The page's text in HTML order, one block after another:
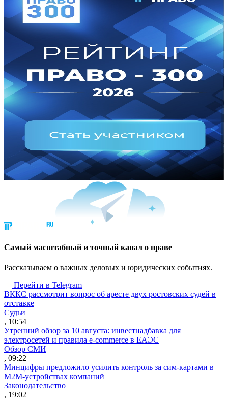
Cамый масштабный и точный канал о праве
Рассказываем о важных деловых и юридических событиях.
Перейти в Telegram
ВККС рассмотрит вопрос об аресте двух ростовских судей в
отставке
Судьи
, 10:54
Утренний обзор за 10 августа: инвестнадбавка для
электросетей и правила e-commerce в ЕАЭС
Обзор СМИ
, 09:22
Минцифры предложило усилить контроль за сим-картами в
M2M-устройствах компаний
Законодательство
, 19:02